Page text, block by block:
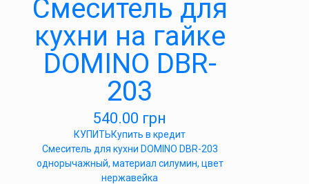
Cмеситель для
кухни на гайке
DOMINO DBR-
203
540.00 грн
КУПИТЬКупить в кредит
Cмеситель для кухни DOMINO DBR-203
однорычажный, материал силумин, цвет
нержавейка